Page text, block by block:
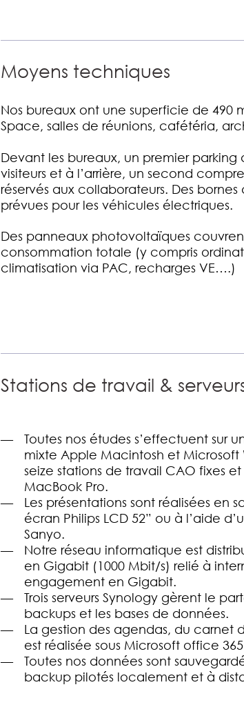
Moyens techniques
Nos bureaux ont une superficie de 490
Space, salles de réunions, cafétéria,
Devant les bureaux, un premier
visiteurs et à l’arrière, un second
réservés aux collaborateurs. Des
prévues pour les véhicules électriques.
Des panneaux photovoltaïques
consommation totale (y compris
climatisation via PAC, recharges VE….)
Stations de travail &
Toutes nos études s’effectuent sur
mixte Apple Macintosh et
seize stations de travail CAO fixes
MacBook Pro.
Les présentations sont réalisées en
écran Philips LCD 52” ou à l’aide
Sanyo.
Notre réseau informatique est
en Gigabit (1000 Mbit/s) relié à
engagement en Gigabit.
Trois serveurs Synology gèrent le
backups et les bases de données.
La gestion des agendas, du carnet
est réalisée sous Microsoft office 365
Toutes nos données sont
backup pilotés localement et à